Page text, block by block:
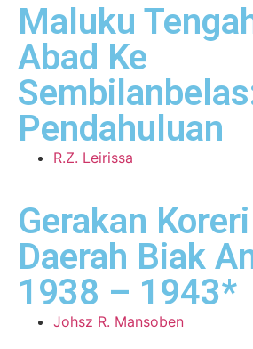
Maluku
Abad Ke
Pendahuluan
R.Z. Leirissa
Gerakan
Daerah Biak
1938 – 1943*
Johsz R. Mansoben